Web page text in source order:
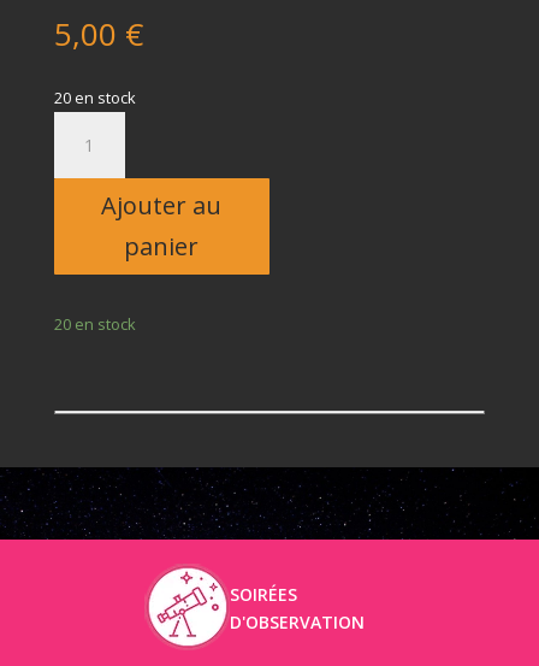
5,00 €
20 en stock
Enfant
Ajouter au
panier
20 en stock
SOIRÉES
D'OBSERVATION